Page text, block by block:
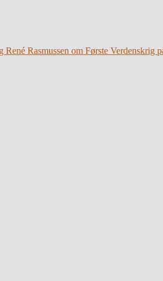
Rasmussen om Første Verdenskrig